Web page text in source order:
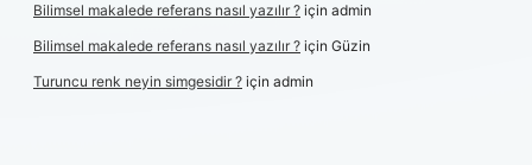
Bilimsel makalede referans nasıl yazılır ? için admin
Bilimsel makalede referans nasıl yazılır ? için Güzin
Turuncu renk neyin simgesidir ? için admin